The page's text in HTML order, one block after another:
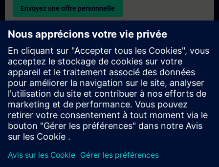
Envoyez une offre personnelle
Demande de formation exclusive
Veuillez remplir le formulaire ci-dessous si vous souhaitez
obtenir un devis pour une formation exclusive, que ce soit sur
site, en ligne ou dans notre centre de formation SITRAIN. Ce
type de demande convient aux groupes plus importants (6
personnes ou plus). Après avoir fourni vos coordonnées et vos
besoins en matière de formation, vous recevrez un devis de
notre part.
Demander un devis exclusif